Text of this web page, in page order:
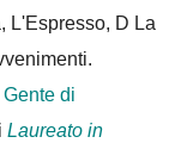
L'Espresso, D La
Gente di
Laureato in